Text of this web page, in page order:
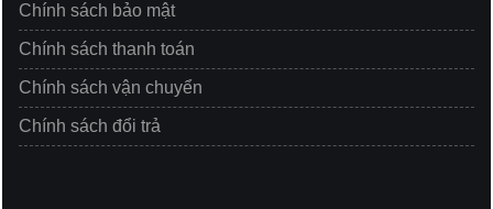
Chính sách bảo mật
Chính sách thanh toán
Chính sách vận chuyển
Chính sách đổi trả